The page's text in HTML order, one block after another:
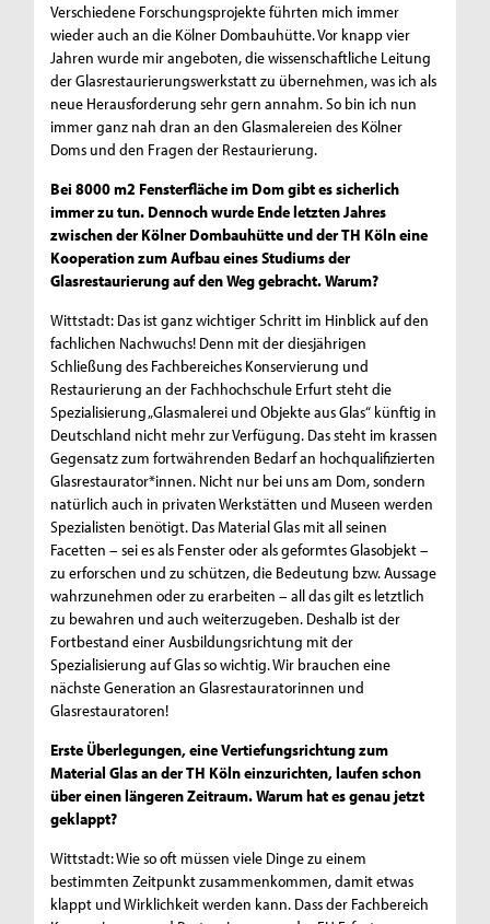
Verschiedene Forschungsprojekte führten mich immer
wieder auch an die Kölner Dombauhütte. Vor knapp vier
Jahren wurde mir angeboten, die wissenschaftliche Leitung
der Glasrestaurierungswerkstatt zu übernehmen, was ich als
neue Herausforderung sehr gern annahm. So bin ich nun
immer ganz nah dran an den Glasmalereien des Kölner
Doms und den Fragen der Restaurierung.
Bei 8000 m2 Fensterfläche im Dom gibt es sicherlich
immer zu tun. Dennoch wurde Ende letzten Jahres
zwischen der Kölner Dombauhütte und der TH Köln eine
Kooperation zum Aufbau eines Studiums der
Glasrestaurierung auf den Weg gebracht. Warum?
Wittstadt: Das ist ganz wichtiger Schritt im Hinblick auf den
fachlichen Nachwuchs! Denn mit der diesjährigen
Schließung des Fachbereiches Konservierung und
Restaurierung an der Fachhochschule Erfurt steht die
Spezialisierung „Glasmalerei und Objekte aus Glas“ künftig in
Deutschland nicht mehr zur Verfügung. Das steht im krassen
Gegensatz zum fortwährenden Bedarf an hochqualifizierten
Glasrestaurator*innen. Nicht nur bei uns am Dom, sondern
natürlich auch in privaten Werkstätten und Museen werden
Spezialisten benötigt. Das Material Glas mit all seinen
Facetten – sei es als Fenster oder als geformtes Glasobjekt –
zu erforschen und zu schützen, die Bedeutung bzw. Aussage
wahrzunehmen oder zu erarbeiten – all das gilt es letztlich
zu bewahren und auch weiterzugeben. Deshalb ist der
Fortbestand einer Ausbildungsrichtung mit der
Spezialisierung auf Glas so wichtig. Wir brauchen eine
nächste Generation an Glasrestauratorinnen und
Glasrestauratoren!
Erste Überlegungen, eine Vertiefungsrichtung zum
Material Glas an der TH Köln einzurichten, laufen schon
über einen längeren Zeitraum. Warum hat es genau jetzt
geklappt?
Wittstadt: Wie so oft müssen viele Dinge zu einem
bestimmten Zeitpunkt zusammenkommen, damit etwas
klappt und Wirklichkeit werden kann. Dass der Fachbereich